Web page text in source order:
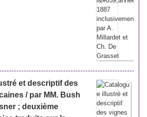
et descriptif des
/ par MM. Bush
; deuxième